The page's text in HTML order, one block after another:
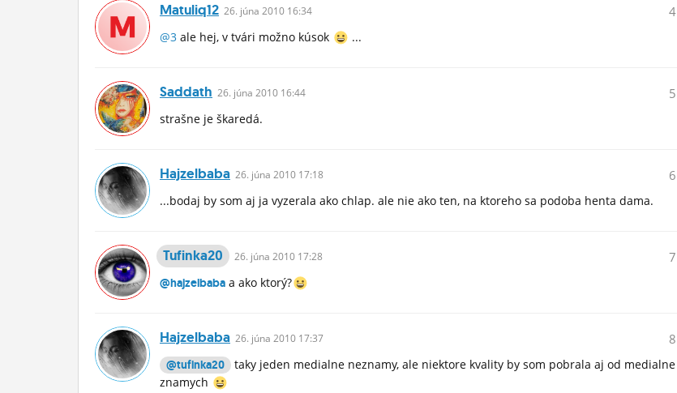
4
Matuliq12 26. júna 2010 16:34
@3 ale hej, v tvári možno kúsok ...
5
Saddath 26. júna 2010 16:44
strašne je škaredá.
6
Hajzelbaba 26. júna 2010 17:18
...bodaj by som aj ja vyzerala ako chlap. ale nie ako ten, na ktoreho sa podoba henta dama.
7
Tufinka20 26. júna 2010 17:28
@hajzelbaba a ako ktorý?
8
Hajzelbaba 26. júna 2010 17:37
@tufinka20
taky jeden medialne neznamy, ale niektore kvality by som pobrala aj od medialne
znamych